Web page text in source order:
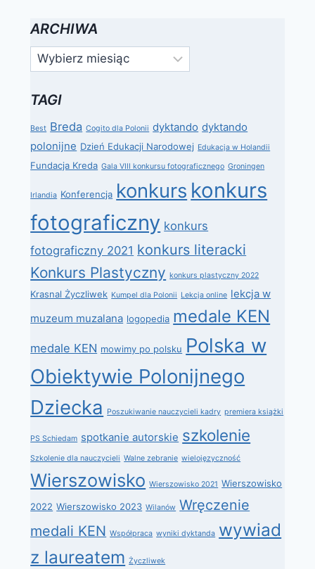
ARCHIWA
Archiwa
TAGI
Best Breda Cogito dla Polonii dyktando dyktando
polonijne Dzień Edukacji Narodowej Edukacja w Holandii
Fundacja Kreda Gala VIII konkursu fotograficznego Groningen
Irlandia Konferencja konkurs konkurs
fotograficzny konkurs
fotograficzny 2021 konkurs literacki
Konkurs Plastyczny konkurs plastyczny 2022
Krasnal Życzliwek Kumpel dla Polonii Lekcja online lekcja w
muzeum muzalana logopedia medale KEN
medale KEN mowimy po polsku Polska w
Obiektywie Polonijnego
Dziecka
Poszukiwanie nauczycieli kadry premiera książki
PS Schiedam spotkanie autorskie szkolenie
Szkolenie dla nauczycieli Walne zebranie wielojęzyczność
Wierszowisko Wierszowisko 2021 Wierszowisko
2022 Wierszowisko 2023 Wilanów Wręczenie
medali KEN Współpraca wyniki dyktanda wywiad
z laureatem Życzliwek